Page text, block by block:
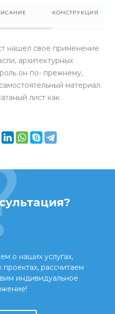
КОНСТРУКЦИЯ
нашел свое применение
архитектурных
он по- прежнему,
материал.
лист как
о наших услугах,
рассчитаем
индивидуальное